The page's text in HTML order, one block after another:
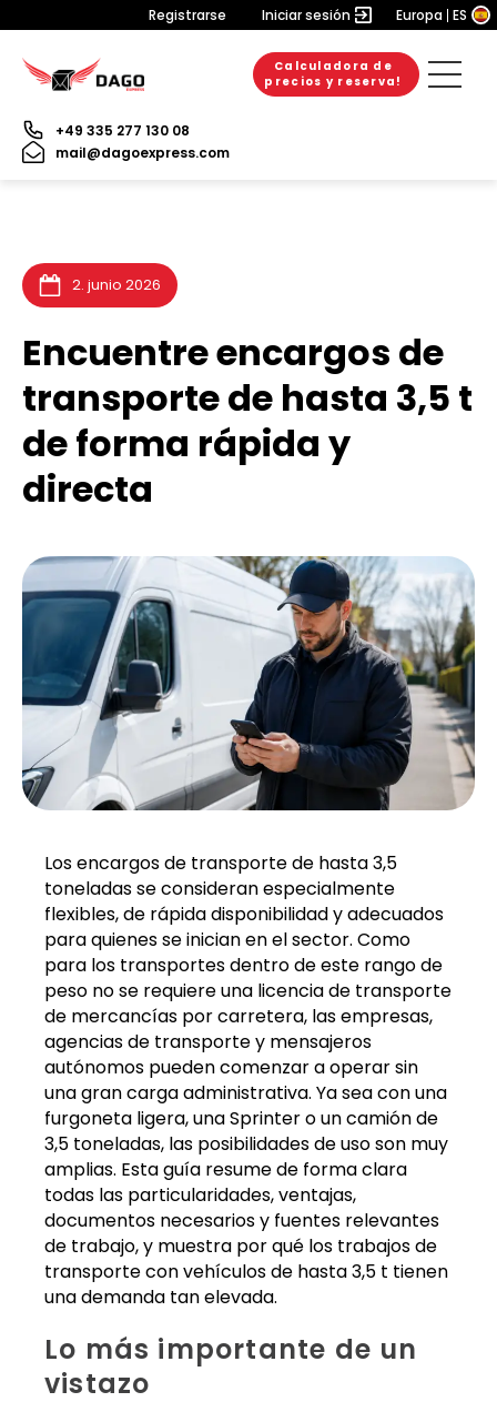
Registrarse Iniciar sesión Europa ES
Calculadora de
precios y reserva!
+49 335 277 130 08
mail@dagoexpress.com
2. junio 2026
Encuentre encargos de
transporte de hasta 3,5 t
de forma rápida y
directa
Los encargos de transporte de hasta 3,5
toneladas se consideran especialmente
flexibles, de rápida disponibilidad y adecuados
para quienes se inician en el sector. Como
para los transportes dentro de este rango de
peso no se requiere una licencia de transporte
de mercancías por carretera, las empresas,
agencias de transporte y mensajeros
autónomos pueden comenzar a operar sin
una gran carga administrativa. Ya sea con una
furgoneta ligera, una Sprinter o un camión de
3,5 toneladas, las posibilidades de uso son muy
amplias. Esta guía resume de forma clara
todas las particularidades, ventajas,
documentos necesarios y fuentes relevantes
de trabajo, y muestra por qué los trabajos de
transporte con vehículos de hasta 3,5 t tienen
una demanda tan elevada.
Lo más importante de un
vistazo
20. julio 2026
6. julio 2026
3. julio 2026